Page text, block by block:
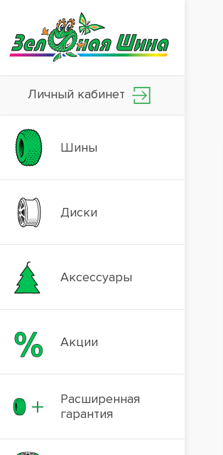
Личный кабинет
Шины
Диски
Аксессуары
Акции
Расширенная
гарантия